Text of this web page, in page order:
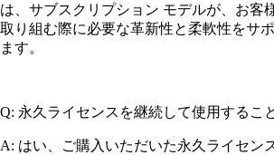
は、サブスクリプション モデルが、お客
取り組む際に必要な革新性と柔軟性をサ
ます。
Q: 永久ライセンスを継続して使用するこ
A: はい、ご購入いただいた永久ライセン